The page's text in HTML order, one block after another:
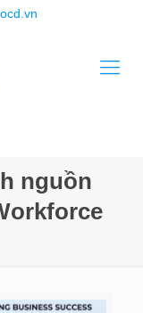
nguồn